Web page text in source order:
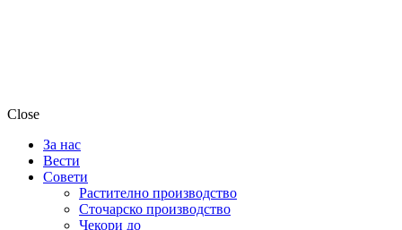
Close
За нас
Вести
Совети
Растително производство
Сточарско производство
Чекори до